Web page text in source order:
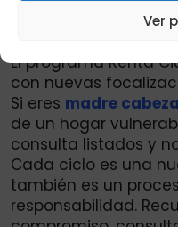
Ver
El programa Renta
con nuevas
Si eres madre
de un hogar
consulta listados y
Cada ciclo es una
también es un
responsabilidad.